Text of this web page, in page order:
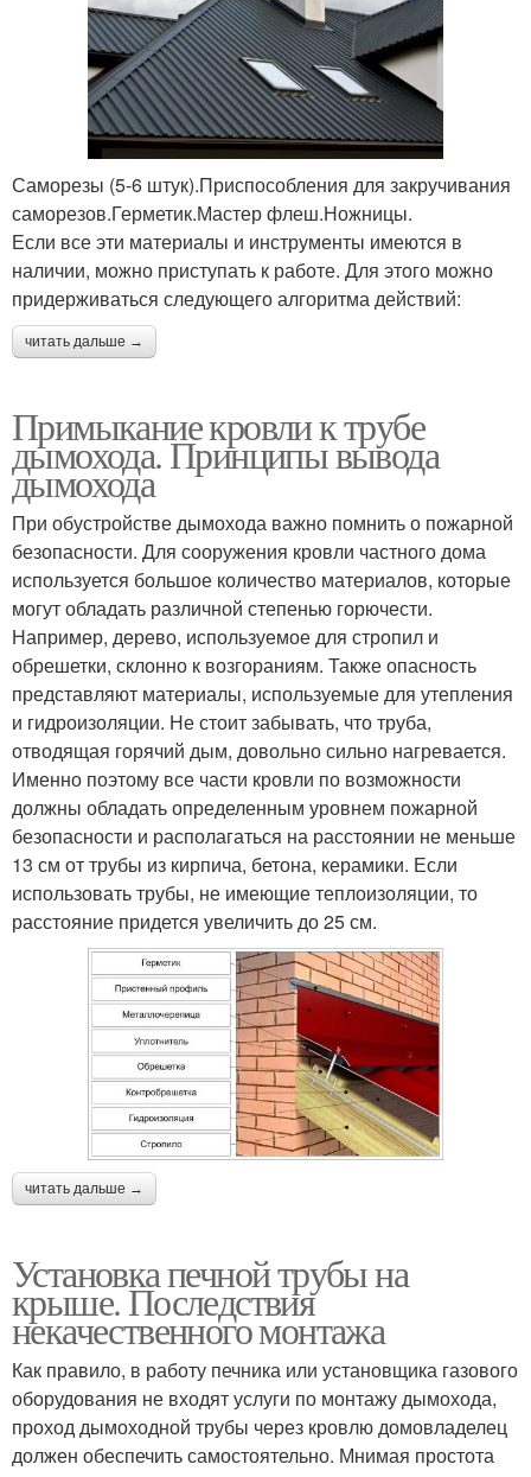
Саморезы (5-6 штук).Приспособления для закручивания
саморезов.Герметик.Мастер флеш.Ножницы.
Если все эти материалы и инструменты имеются в
наличии, можно приступать к работе. Для этого можно
придерживаться следующего алгоритма действий:
читать дальше →
Примыкание кровли к трубе
дымохода. Принципы вывода
дымохода
При обустройстве дымохода важно помнить о пожарной
безопасности. Для сооружения кровли частного дома
используется большое количество материалов, которые
могут обладать различной степенью горючести.
Например, дерево, используемое для стропил и
обрешетки, склонно к возгораниям. Также опасность
представляют материалы, используемые для утепления
и гидроизоляции. Не стоит забывать, что труба,
отводящая горячий дым, довольно сильно нагревается.
Именно поэтому все части кровли по возможности
должны обладать определенным уровнем пожарной
безопасности и располагаться на расстоянии не меньше
13 см от трубы из кирпича, бетона, керамики. Если
использовать трубы, не имеющие теплоизоляции, то
расстояние придется увеличить до 25 см.
читать дальше →
Установка печной трубы на
крыше. Последствия
некачественного монтажа
Как правило, в работу печника или установщика газового
оборудования не входят услуги по монтажу дымохода,
проход дымоходной трубы через кровлю домовладелец
должен обеспечить самостоятельно. Мнимая простота